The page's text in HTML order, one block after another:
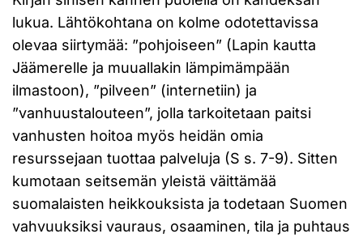
lukua. Lähtökohtana on kolme odotettavissa
olevaa siirtymää: ”pohjoiseen” (Lapin kautta
Jäämerelle ja muuallakin lämpimämpään
ilmastoon), ”pilveen” (internetiin) ja
”vanhuustalouteen”, jolla tarkoitetaan paitsi
vanhusten hoitoa myös heidän omia
resurssejaan tuottaa palveluja (S s. 7-9). Sitten
kumotaan seitsemän yleistä väittämää
suomalaisten heikkouksista ja todetaan Suomen
vahvuuksiksi vauraus, osaaminen, tila ja puhtaus